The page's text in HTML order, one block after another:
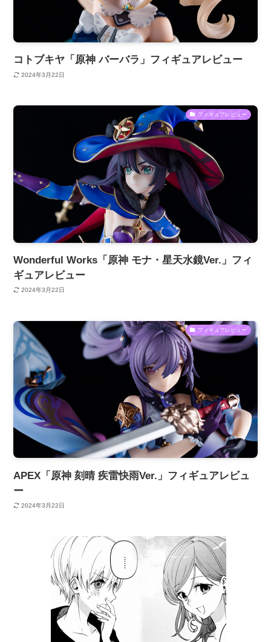
コトブキヤ「原神 バーバラ」フィギュアレビュー
2024年3月22日
フィギュアレビュー
Wonderful Works「原神 モナ・星天水鏡Ver.」フィ
ギュアレビュー
2024年3月22日
フィギュアレビュー
APEX「原神 刻晴 疾雷快雨Ver.」フィギュアレビュ
ー
2024年3月22日